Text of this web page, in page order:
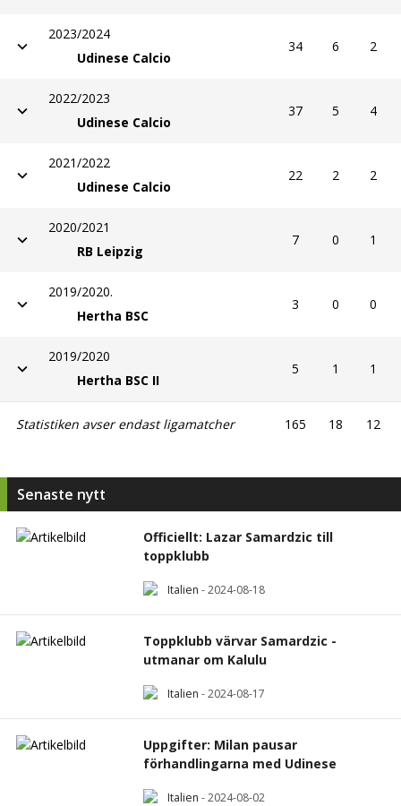
2023/2024
Udinese Calcio
34 6 2
2022/2023
Udinese Calcio
37 5 4
2021/2022
Udinese Calcio
22 2 2
2020/2021
RB Leipzig
7 0 1
2019/2020.
Hertha BSC
3 0 0
2019/2020
Hertha BSC II
5 1 1
Statistiken avser endast ligamatcher 165 18 12
Senaste nytt
Officiellt: Lazar Samardzic till
toppklubb
Italien -2024-08-18
Toppklubb värvar Samardzic -
utmanar om Kalulu
Italien -2024-08-17
Uppgifter: Milan pausar
förhandlingarna med Udinese
Italien -2024-08-02